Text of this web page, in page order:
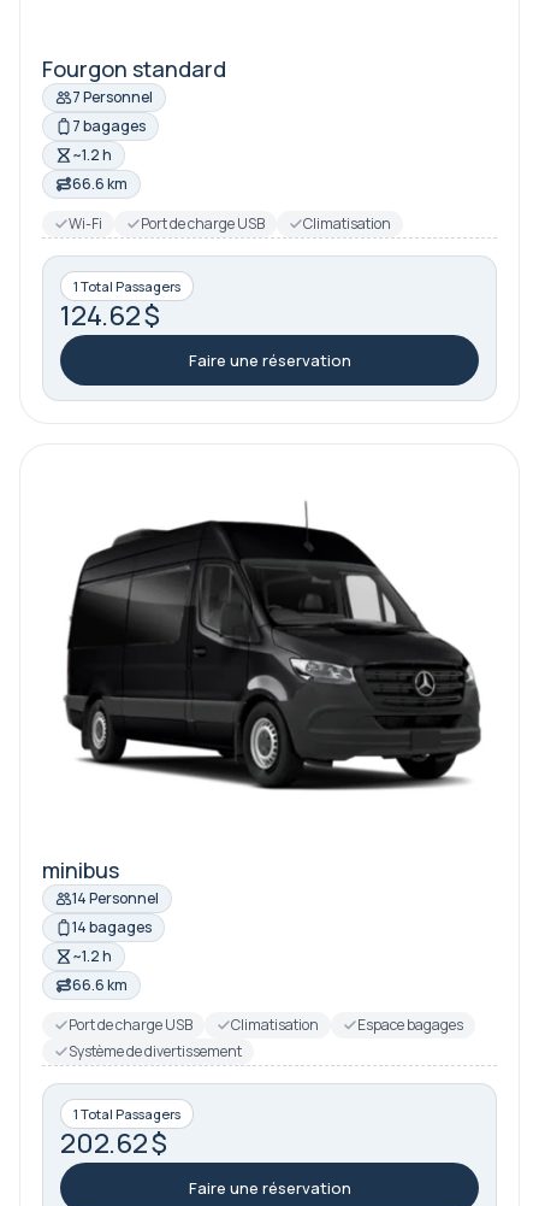
Fourgon standard
7 Personnel
7 bagages
~1.2 h
66.6 km
Wi-Fi
Port de charge USB Climatisation
1 Total Passagers
124.62 $
Faire une réservation
minibus
14 Personnel
14 bagages
~1.2 h
66.6 km
Port de charge USB
Climatisation
Espace bagages
Système de divertissement
1 Total Passagers
202.62 $
Faire une réservation